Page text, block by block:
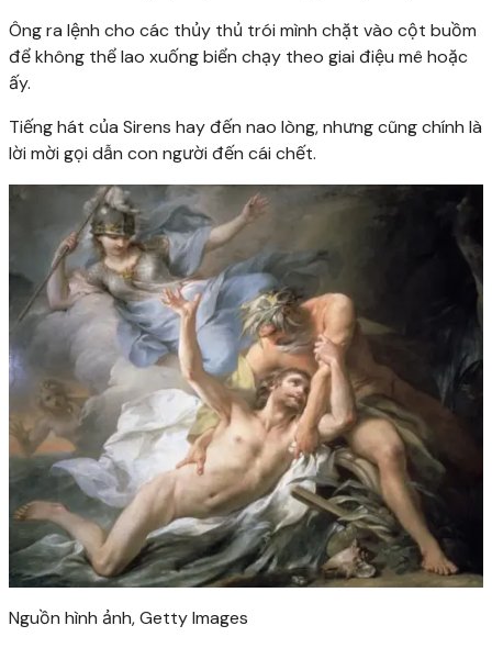
Ông ra lệnh cho các thủy thủ trói mình chặt vào cột buồm
để không thể lao xuống biển chạy theo giai điệu mê hoặc
ấy.
Tiếng hát của Sirens hay đến nao lòng, nhưng cũng chính là
lời mời gọi dẫn con người đến cái chết.
Nguồn hình ảnh,Getty Images